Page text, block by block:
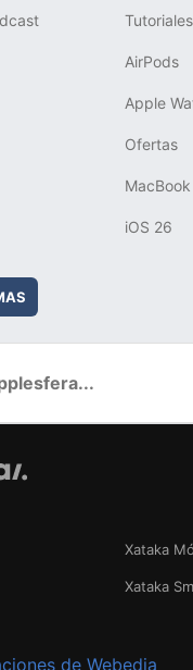
Tutoriales
AirPods
Apple
Ofertas
MacBook
iOS 26
Xataka
Xataka
de Webedia